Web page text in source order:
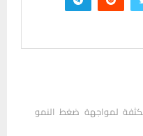
لمواجهة ضغط النمو